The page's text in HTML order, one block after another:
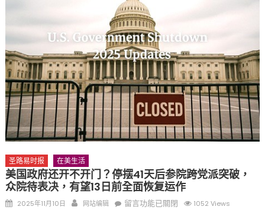
一晃三十年，初夏又相逢。中华日，等你来赴约 —— 密苏里植物
园“中华日三十周年特别报道（五）
筝声与琴韵交汇：刘励(Li Statler)与钢琴家Darek演绎一场古筝
与钢琴的精彩对话
圣路易时报 在美生活
美国政府还开不开门？停摆41天后参院跨党派突破，
众院待表决，有望13日前全面恢复运作
Posted
2025年11月10日 Author
网站编辑
在
留言功能已關閉 1052 Views